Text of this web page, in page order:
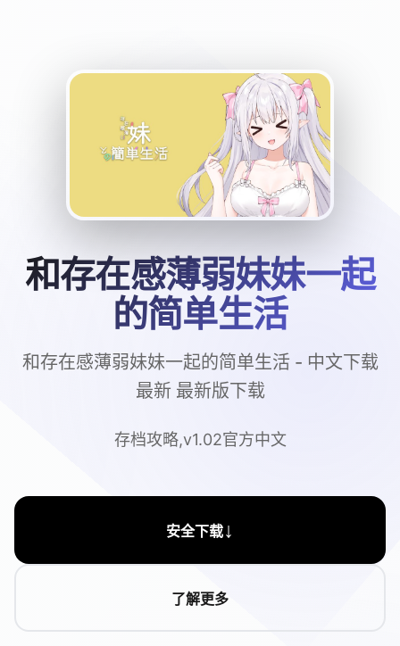
和存在感薄弱妹妹一起
的简单生活
和存在感薄弱妹妹一起的简单生活 - 中文下载
最新 最新版下载
存档攻略,v1.02官方中文
安全下载↓
了解更多